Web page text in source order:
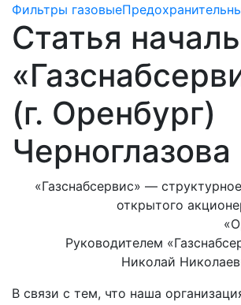
Фильтры газовые
Статья
(г. Оренбург)
«Газснабсервис» —
открытого
Руководителем
Николай
В связи с тем, что наша